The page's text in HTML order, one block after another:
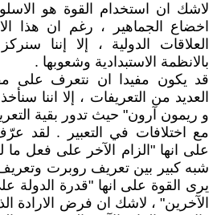
لاشك ان استخدام القوة هو
اخضاع الجماهير ، رغم ان هذا
العلاقات الدولية ، إلا إننا
بالانظمة الاستبدادية وشعوبها .
قد يكون مفيدا ان نتعرف على
العديد من التعريفات ، إلا اننا
و ريمون آرون" حيث تدور بقية
مع اختلافات في التعبير . لقد
على انها "الزام الآخر على فعل ما
شبه كبير بين تعريف روبرت
يرى القوة على انها "قدرة الدولة
الآخرين" ، لاشك ان فرض الارادة